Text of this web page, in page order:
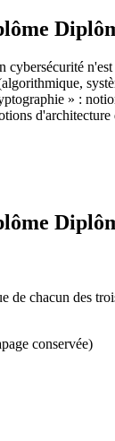
cybersécurité n'est
» :
de chacun des
conservée)